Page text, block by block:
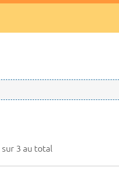
sur 3 au total